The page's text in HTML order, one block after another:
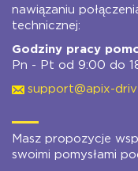
nawiązaniu
technicznej:
Godziny pracy
Pn - Pt od 9:00 do
support@apix-
Masz propozycje
swoimi pomysłami